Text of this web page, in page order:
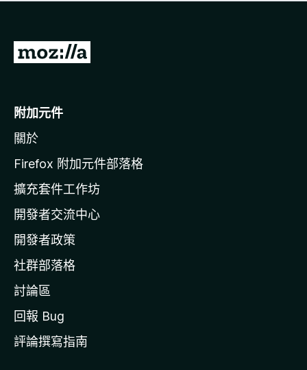
有
前
o
i
l
a
官
網
附加元件
關於
Firefox 附加元件部落格
擴充套件工作坊
開發者交流中心
開發者政策
社群部落格
討論區
回報 Bug
評論撰寫指南